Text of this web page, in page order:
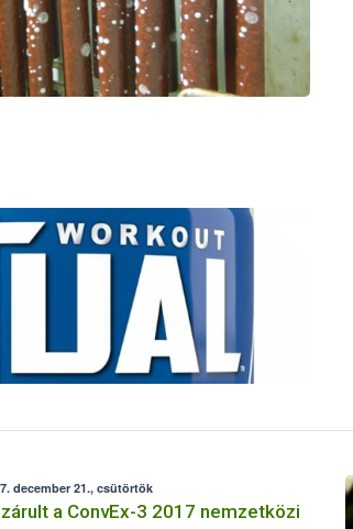
december 21., csütörtök
a ConvEx-3 2017 nemzetközi